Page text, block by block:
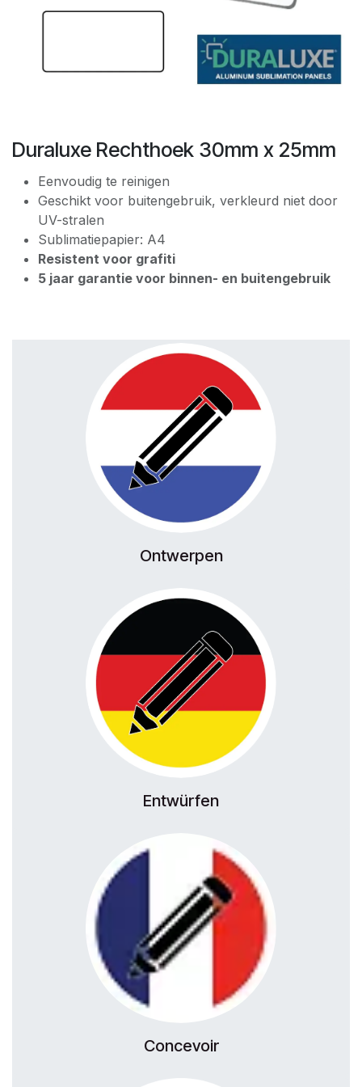
Duraluxe Rechthoek 30mm x 25mm
Eenvoudig te reinigen
Geschikt voor buitengebruik, verkleurd niet door
UV-stralen
Sublimatiepapier: A4
Resistent voor grafiti
5 jaar garantie voor binnen- en buitengebruik
Ontwerpen
Entwürfen
Concevoir